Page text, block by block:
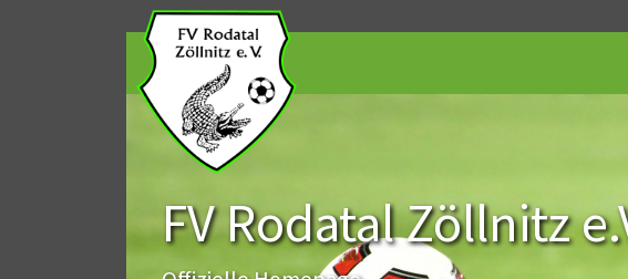
FV Rodatal Zöllnitz